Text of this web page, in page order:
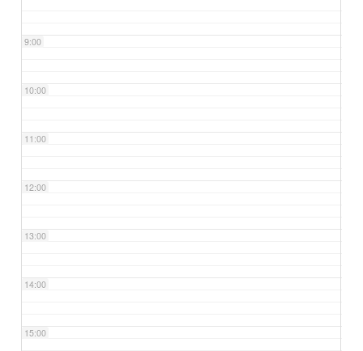
9:00
10:00
11:00
12:00
13:00
14:00
15:00